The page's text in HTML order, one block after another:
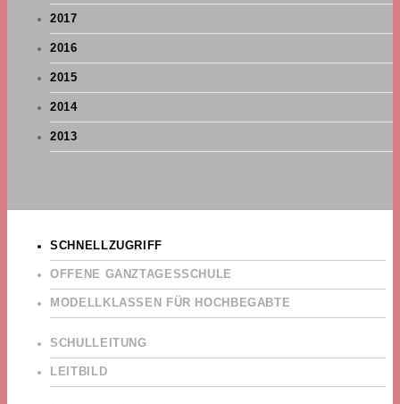
2017
2016
2015
2014
2013
SCHNELLZUGRIFF
OFFENE GANZTAGESSCHULE
MODELLKLASSEN FÜR HOCHBEGABTE
SCHULLEITUNG
LEITBILD